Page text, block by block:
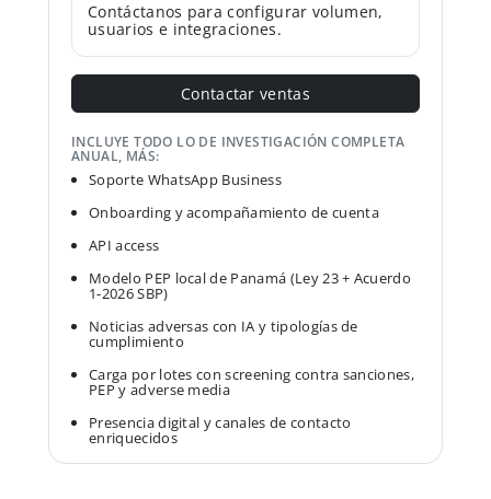
Contáctanos para configurar volumen,
usuarios e integraciones.
Contactar ventas
INCLUYE TODO LO DE INVESTIGACIÓN COMPLETA
ANUAL, MÁS:
Soporte WhatsApp Business
Onboarding y acompañamiento de cuenta
API access
Modelo PEP local de Panamá (Ley 23 + Acuerdo
1-2026 SBP)
Noticias adversas con IA y tipologías de
cumplimiento
Carga por lotes con screening contra sanciones,
PEP y adverse media
Presencia digital y canales de contacto
enriquecidos